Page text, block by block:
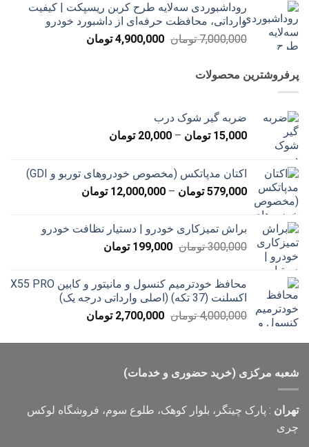
7,000,000 تومان
بود.
4,900,000 تومان
است.
روداشبوردی سه‌لایه طرح کربن ریسپکت | کیفیت
وارداتی، محافظت حرفه‌ای از داشبورد خودرو
7,000,000 تومان قیمت
4,900,000 تومانقیمت
پرفروشترین محصولات
ضربه گیر شوک درب
15,000 تومان –
20,000 تومان
تا
20,000 تومان
اکتان مدپاتکس (مخصوص خودروهای توربو و GDI)
579,000 تومان –
12,000,000 تومان
تا
براش تمیزکاری خودرو | دستیار نظافت خودرو
300,000 تومان قیمت
بود.
199,000 تومانقیمت
است.
محافظ خودترمیم کنسول و مانیتور و کابین X55 PRO
اکسلنت (37 تکه) (اصلی وارداتی درجه یک)
4,000,000 تومان قیمت
4,000,000 تومان
2,700,000 تومانقیمت
2,700,000 تومان
شعبه مرکزی (خرید حضوری و خدمات)
تهران : پارک چیتگر، بلوار کوهک، طلوع سوم، فروشگاه لوکس
چری